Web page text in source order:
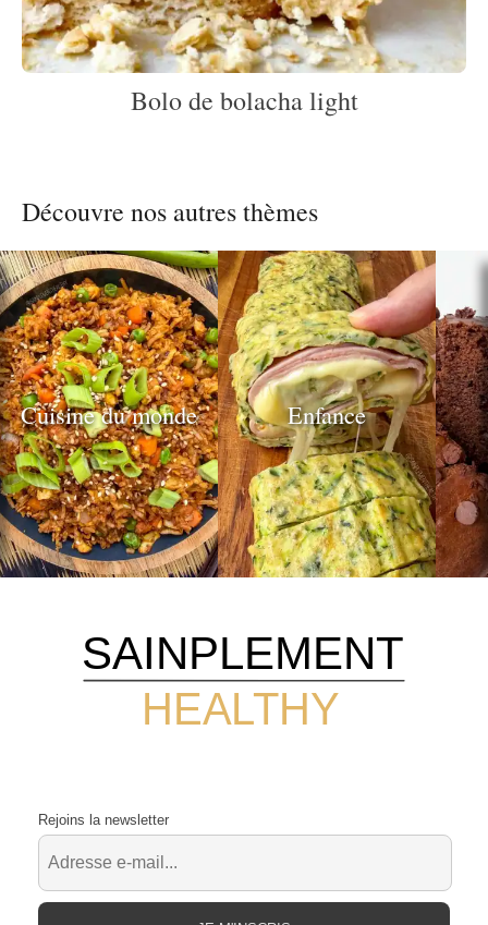
Bolo de bolacha light
Découvre nos autres thèmes
Cuisine du monde Enfance
HEALTHY
SAINPLEMENT
Rejoins la newsletter